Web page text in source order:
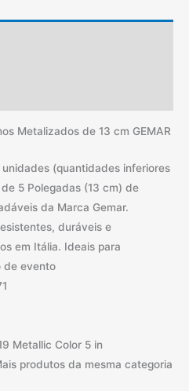
Metalizados de 13 cm GEMAR
(quantidades inferiores
5 Polegadas (13 cm) de
da Marca Gemar.
duráveis e
em Itália. Ideais para
de evento
Metallic Color 5 in
produtos da mesma categoria